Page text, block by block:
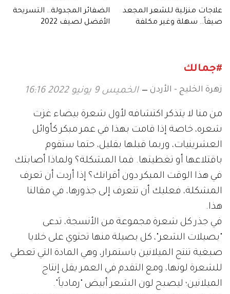
علاجات منزلية للشعر المجعد
صيفاً.. سهلة وغير مكلفة
الضفائر المجدولة.. التسريحة
الأفضل لصيف 2022
#جمالك
زهرة الخليج - الأردن الخميس 9 يونيو 2022 16:16
من منا لا يتذكر اكتشافه لأول شعرة بيضاء غزت
شعره، خاصة إذا قامت بهذا في عمر مبكر كأوائل
العشرينيات، وربما قبلها بقليل، حتما ستقوم
باقتلاعها أو تغطيتها. فما المشكلة؟ ولماذا أصابتك
في هذا الوقت المبكر دون أقرانك؟ إذا أردت أن تعرف
المشكلة، فعليك أن تتعرف إلى جذورها، في مقالنا
هذا.
في جذر كل شعرة مجموعة من الأنسجة، تدعى
"بصيلات الشعر"، كل بصيلة منها تحتوي على خلايا
صبغية تنتج الميلانين باستمرار، وهي المادة التي تعطي
للشعرة لونها، ومع التقدم في العمر يقل إنتاج
الميلانين؛ ليصبح لون الشعر أبيض "رمادياً".